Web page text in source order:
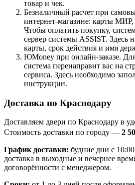
товар и чек.
Безналичный расчет при
интернет-магазине: карты МИР,
Чтобы оплатить покупку,
сервер системы ASSIST. Здесь
карты, срок действия и имя
ЮMoney при онлайн-заказе.
система перенаправит вас на
сервиса. Здесь необходимо
инструкции.
Доставка по Краснодару
Доставляем двери по Краснодару в
Стоимость доставки по городу — 2
График доставки: будние дни с
доставка в выходные и вечернее
договорённости с менеджером.